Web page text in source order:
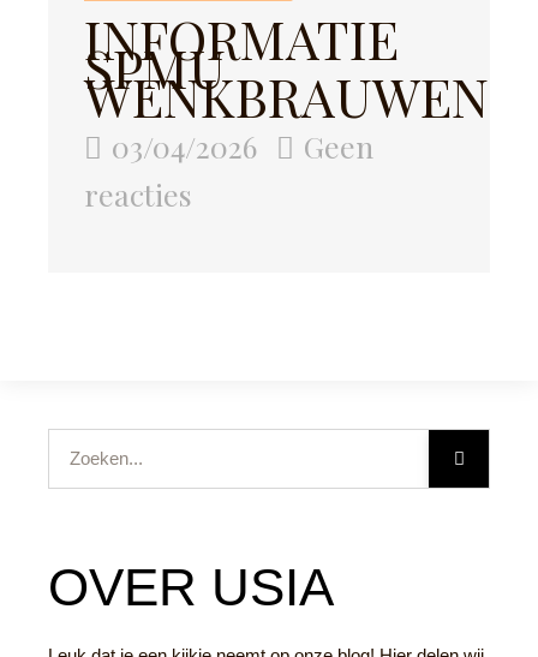
INFORMATIE
SPMU
WENKBRAUWEN
03/04/2026
Geen
reacties
OVER USIA